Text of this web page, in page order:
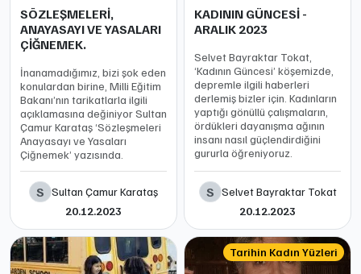
SÖZLEŞMELERİ,
ANAYASAYI VE YASALARI
ÇİĞNEMEK.
İnanamadığımız, bizi şok eden
konulardan birine, Milli Eğitim
Bakanı’nın tarikatlarla ilgili
açıklamasına değiniyor Sultan
Çamur Karataş ‘Sözleşmeleri
Anayasayı ve Yasaları
Çiğnemek’ yazısında.
S Sultan Çamur Karataş
20.12.2023
KADININ GÜNCESİ -
ARALIK 2023
Selvet Bayraktar Tokat,
‘Kadının Güncesi’ köşemizde,
depremle ilgili haberleri
derlemiş bizler için. Kadınların
yaptığı gönüllü çalışmaların,
ördükleri dayanışma ağının
insanı nasıl güçlendirdiğini
gururla öğreniyoruz.
S Selvet Bayraktar Tokat
20.12.2023
Tarihin Kadın Yüzleri